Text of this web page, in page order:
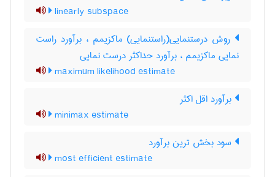
linearly subspace
روش درستنمایی(راستنمایی) ماکزیمم ، برآورد راست
نمایی ماکزیمم ، برآورد حداکثر درست نمایی
maximum likelihood estimate
برآورد اقل اکثر
minimax estimate
سود بخش ترین برآورد
most efficient estimate